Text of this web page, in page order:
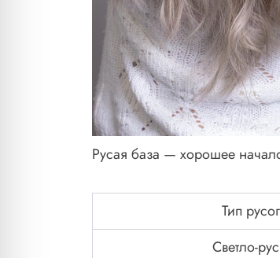
Русая база — хорошее
Тип
Светло-